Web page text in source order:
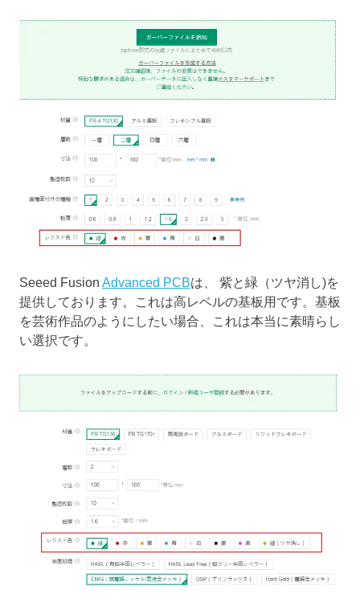
Seeed Fusion Advanced PCBは、 紫と緑（ツヤ消し)を
提供しております。これは高レベルの基板用です。基板
を芸術作品のようにしたい場合、これは本当に素晴らし
い選択です。